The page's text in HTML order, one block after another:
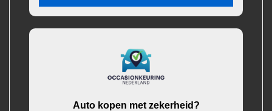
Auto kopen met zekerheid?